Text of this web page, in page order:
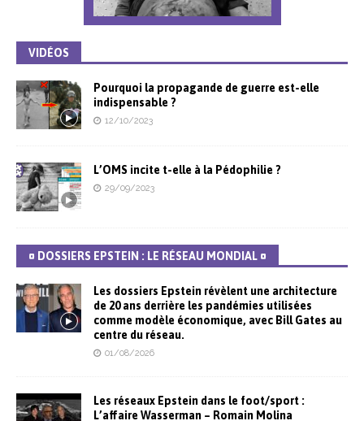
VIDÉOS
Pourquoi la propagande de guerre est-elle
indispensable ?
12/10/2023
L’OMS incite t-elle à la Pédophilie ?
29/09/2023
¤ DOSSIERS EPSTEIN : LE RÉSEAU MONDIAL ¤
Les dossiers Epstein révèlent une architecture
de 20 ans derrière les pandémies utilisées
comme modèle économique, avec Bill Gates au
centre du réseau.
01/08/2026
Les réseaux Epstein dans le foot/sport :
L’affaire Wasserman – Romain Molina